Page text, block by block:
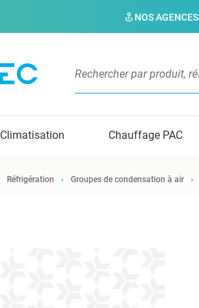
NOS AGENCES
Climatisation Chauffage PAC
Réfrigération Groupes de condensation à air